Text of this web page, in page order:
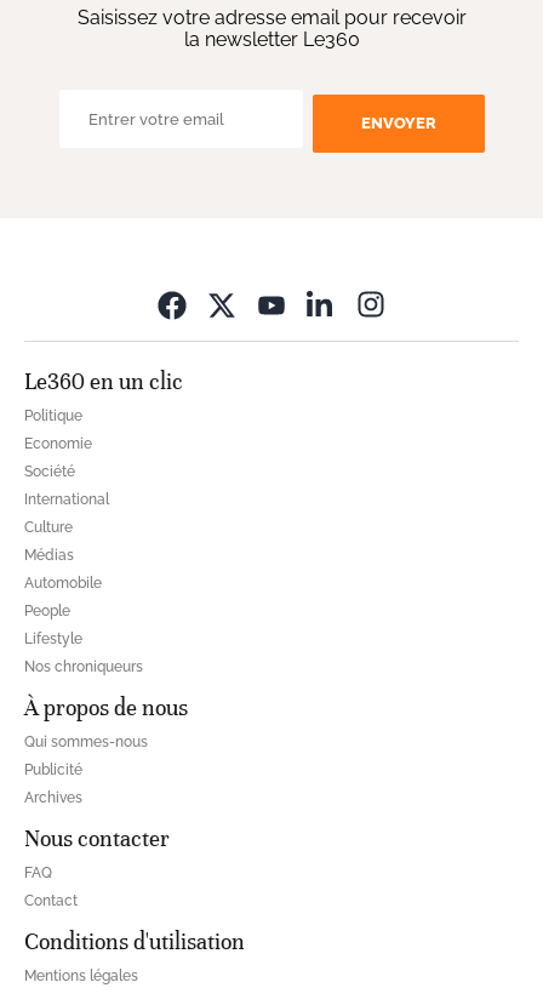
Saisissez votre adresse email pour recevoir
la newsletter Le360
ENVOYER
Le360 en un clic
Politique
Economie
Société
International
Culture
Médias
Automobile
People
Lifestyle
Nos chroniqueurs
À propos de nous
Qui sommes-nous
Publicité
Archives
Nous contacter
FAQ
Contact
Conditions d'utilisation
Mentions légales